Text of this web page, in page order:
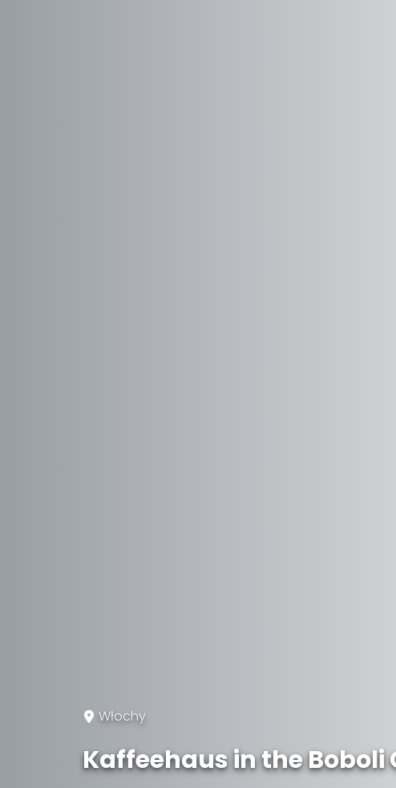
Włochy
Kaffeehaus in the Boboli